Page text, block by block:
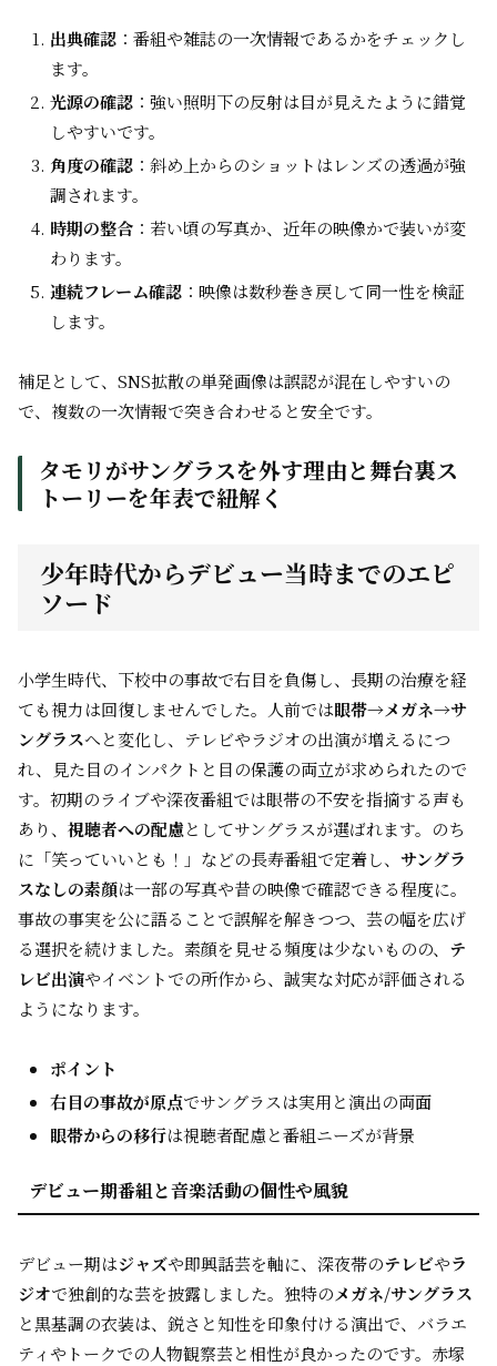
出典確認 ：番組や雑誌の一次情報であるかをチェックし
ます。
光源の確認 ：強い照明下の反射は目が見えたように錯覚
しやすいです。
角度の確認 ：斜め上からのショットはレンズの透過が強
調されます。
時期の整合 ：若い頃の写真か、近年の映像かで装いが変
わります。
連続フレーム確認 ：映像は数秒巻き戻して同一性を検証
します。
補足として、SNS拡散の単発画像は誤認が混在しやすいの
で、複数の一次情報で突き合わせると安全です。
タモリがサングラスを外す理由と舞台裏ス
トーリーを年表で紐解く
少年時代からデビュー当時までのエピ
ソード
小学生時代、下校中の事故で右目を負傷し、長期の治療を経
ても視力は回復しませんでした。人前では眼帯→メガネ→サ
ングラスへと変化し、テレビやラジオの出演が増えるにつ
れ、見た目のインパクトと目の保護の両立が求められたので
す。初期のライブや深夜番組では眼帯の不安を指摘する声も
あり、 視聴者への配慮としてサングラスが選ばれます。のち
に「笑っていいとも！」などの長寿番組で定着し、 サングラ
スなしの素顔は一部の写真や昔の映像で確認できる程度に。
事故の事実を公に語ることで誤解を解きつつ、芸の幅を広げ
る選択を続けました。素顔を見せる頻度は少ないものの、 テ
レビ出演やイベントでの所作から、誠実な対応が評価される
ようになります。
ポイント
右目の事故が原点でサングラスは実用と演出の両面
眼帯からの移行は視聴者配慮と番組ニーズが背景
デビュー期番組と音楽活動の個性や風貌
デビュー期はジャズや即興話芸を軸に、深夜帯のテレビやラ
ジオで独創的な芸を披露しました。独特のメガネ/サングラス
と黒基調の衣装は、鋭さと知性を印象付ける演出で、バラエ
ティやトークでの人物観察芸と相性が良かったのです。赤塚